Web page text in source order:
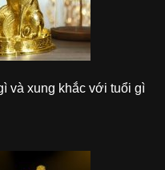
và xung khắc với tuổi gì